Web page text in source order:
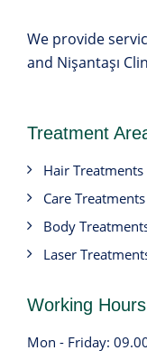
We provide
and Nişantaşı
Treatment
Hair Treatments
Care Treatments
Body
Laser
Working Hours
Mon - Friday: